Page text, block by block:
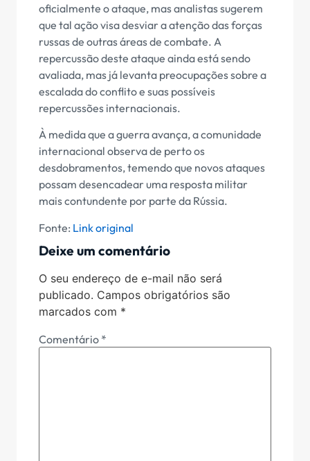
oficialmente o ataque, mas analistas sugerem
que tal ação visa desviar a atenção das forças
russas de outras áreas de combate. A
repercussão deste ataque ainda está sendo
avaliada, mas já levanta preocupações sobre a
escalada do conflito e suas possíveis
repercussões internacionais.
À medida que a guerra avança, a comunidade
internacional observa de perto os
desdobramentos, temendo que novos ataques
possam desencadear uma resposta militar
mais contundente por parte da Rússia.
Fonte: Link original
Deixe um comentário
O seu endereço de e-mail não será
publicado. Campos obrigatórios são
marcados com *
Comentário *